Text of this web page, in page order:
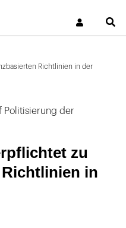
Richtlinien in der
Politisierung der
zu
in